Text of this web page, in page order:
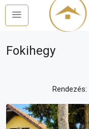
Fokihegy
Rendezés: